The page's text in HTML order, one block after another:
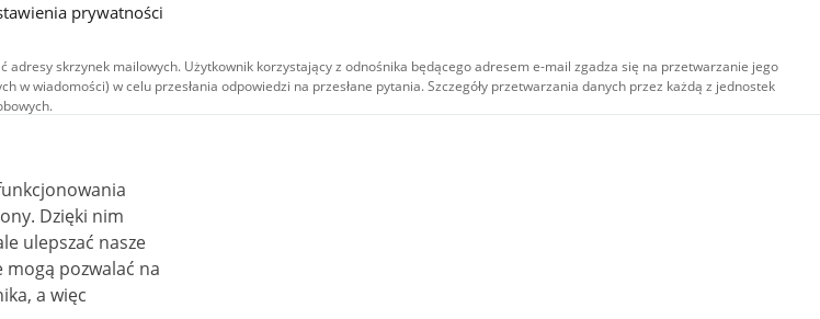
prywatności
adresy skrzynek mailowych. Użytkownik korzystający z odnośnika będącego adresem e-mail zgadza się na przetwarzanie jego
w wiadomości) w celu przesłania odpowiedzi na przesłane pytania. Szczegóły przetwarzania danych przez każdą z jednostek
wyłączeniem treści audiowizualnych), są
uznanie autorstwa - na tych samych
audiowizualne, w tym zdjęcia, materiały audio i wideo,
uznanie autorstwa użycie niekomercyjne -
4.0), o ile nie jest to stwierdzone inaczej.
nim
ulepszać nasze
a więc